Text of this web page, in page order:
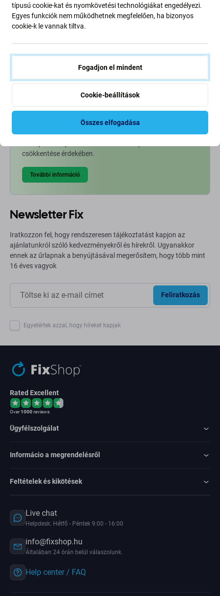
Going Green
Bolygónk védelme érdekében folyamatosan javítjuk szén-
dioxid-kibocsátásunkat. Olvasson többet arról, hogyan
csökkentése érdekében.
További információ
Newsletter Fix
Iratkozzon fel, hogy rendszeresen tájékoztatást kapjon az
ajánlatunkról szóló kedvezményekről és hírekről. Ugyanakkor
ennek az űrlapnak a benyújtásával megerősítem, hogy több mint
16 éves vagyok
Feliratkozás
Egyetértek azzal, hogy híreket kapjak
Rated Excellent
Over1000reviews
Ügyfélszolgálat
Informácio a megrendelésről
Feltételek és kikötések
Live chat
Helpdesk: Hétfő - Péntek 9:00 - 16:00
info@fixshop.hu
Általában 24 órán belül válaszolunk.
Help center / FAQ
típusú cookie-kat és nyomkövetési technológiákat engedélyezi.
Egyes funkciók nem működhetnek megfelelően, ha bizonyos
cookie-k le vannak tiltva.
Fogadjon el mindent
Cookie-beállítások
Összes elfogadása